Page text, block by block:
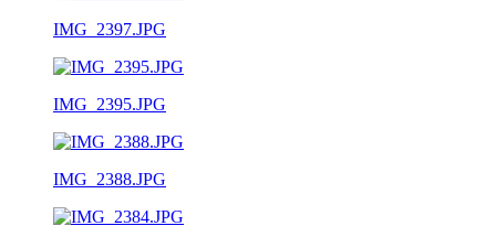
IMG_2397.JPG
IMG_2395.JPG
IMG_2388.JPG